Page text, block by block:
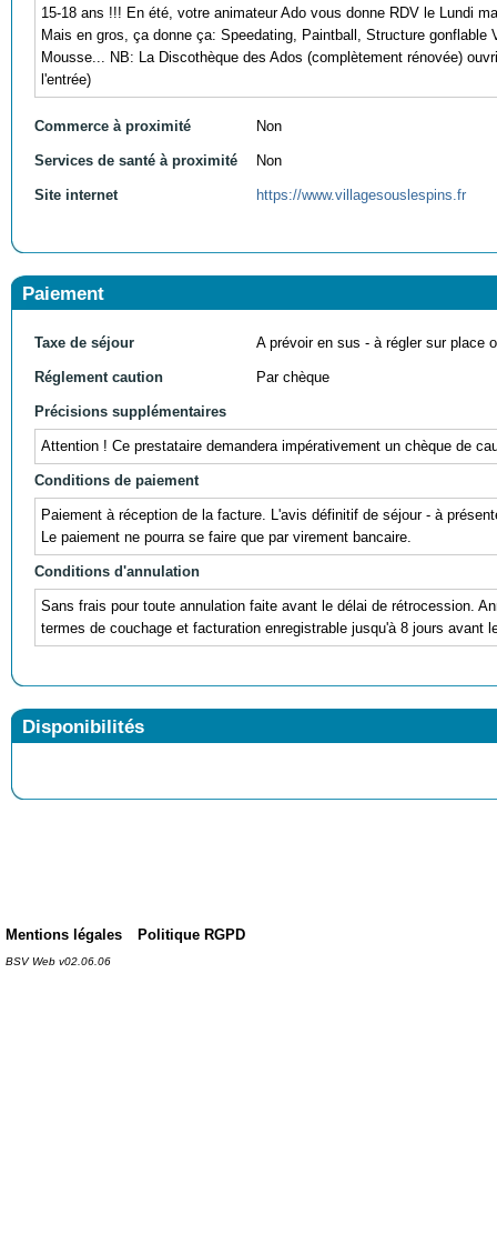
15-18 ans !!! En été, votre animateur Ado vous donne RDV le Lundi
Mais en gros, ça donne ça: Speedating, Paintball, Structure
Mousse... NB: La Discothèque des Ados (complètement rénovée)
l'entrée)
Commerce à proximité Non
Services de santé à proximité Non
Site internet https://www.villagesouslespins.fr
Paiement
Taxe de séjour A prévoir en sus - à régler sur place
Réglement caution Par chèque
Précisions supplémentaires
Attention ! Ce prestataire demandera impérativement un chèque de
Conditions de paiement
Paiement à réception de la facture. L'avis définitif de séjour - à
Le paiement ne pourra se faire que par virement bancaire.
Conditions d'annulation
Sans frais pour toute annulation faite avant le délai de rétrocession.
termes de couchage et facturation enregistrable jusqu'à 8 jours avant
Disponibilités
Mentions légales Politique RGPD
BSV Web v02.06.06